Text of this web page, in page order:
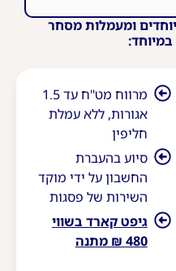
ומעמלות מסחר
מרווח מט"ח עד 1.5
אגורות, ללא עמלת
חליפין
סיוע בהעברת
החשבון על ידי מוקד
השירות של פסגות
גיפט קארד בשווי
480 ₪ מתנה